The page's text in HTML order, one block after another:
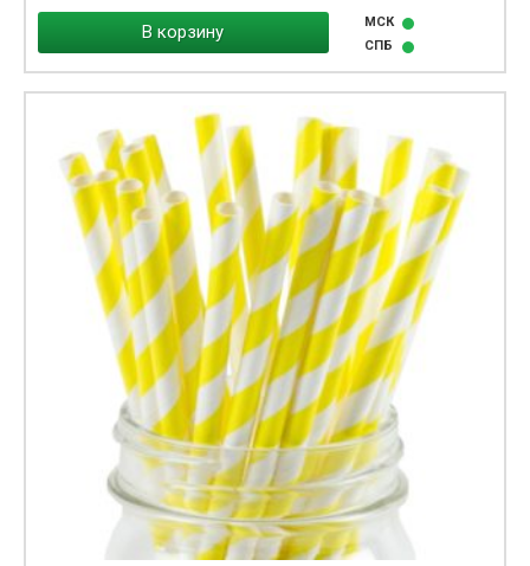
В корзину
МСК
СПБ